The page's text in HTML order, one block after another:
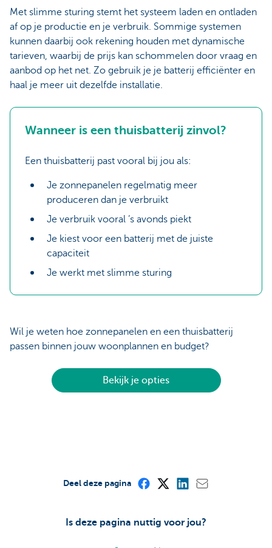
Met slimme sturing stemt het systeem laden en ontladen
af op je productie en je verbruik. Sommige systemen
kunnen daarbij ook rekening houden met dynamische
tarieven, waarbij de prijs kan schommelen door vraag en
aanbod op het net. Zo gebruik je je batterij efficiënter en
haal je meer uit dezelfde installatie.
Wanneer is een thuisbatterij zinvol?
Een thuisbatterij past vooral bij jou als:
Je zonnepanelen regelmatig meer
produceren dan je verbruikt
Je verbruik vooral ’s avonds piekt
Je kiest voor een batterij met de juiste
capaciteit
Je werkt met slimme sturing
Wil je weten hoe zonnepanelen en een thuisbatterij
passen binnen jouw woonplannen en budget?
Bekijk je opties
Is deze pagina nuttig voor jou?
Deel deze pagina